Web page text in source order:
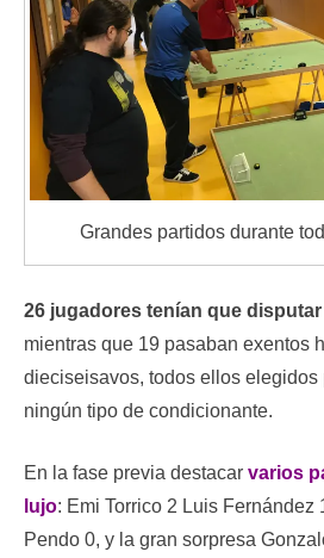
Grandes partidos durante
26 jugadores tenían que
mientras que 19 pasaban exentos
dieciseisavos, todos ellos elegidos
ningún tipo de condicionante.
En la fase previa destacar varios
lujo: Emi Torrico 2 Luis Fernández
Pendo 0, y la gran sorpresa